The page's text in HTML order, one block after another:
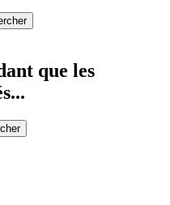
que les